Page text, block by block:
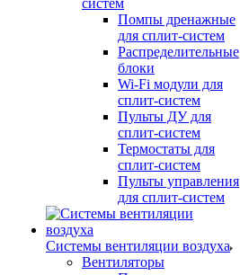
систем
Помпы дренажные
для сплит-систем
Распределительные
блоки
Wi-Fi модули для
сплит-систем
Пульты ДУ для
сплит-систем
Термостаты для
сплит-систем
Пульты управления
для сплит-систем
Системы вентиляции воздуха
Вентиляторы